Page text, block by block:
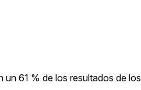
un 61 % de los resultados de los